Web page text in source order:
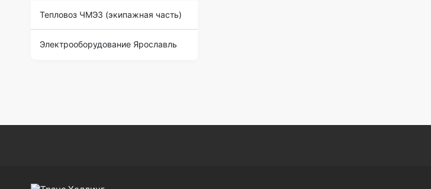
Тепловоз ЧМЭ3 (экипажная часть)
Электрооборудование Ярославль